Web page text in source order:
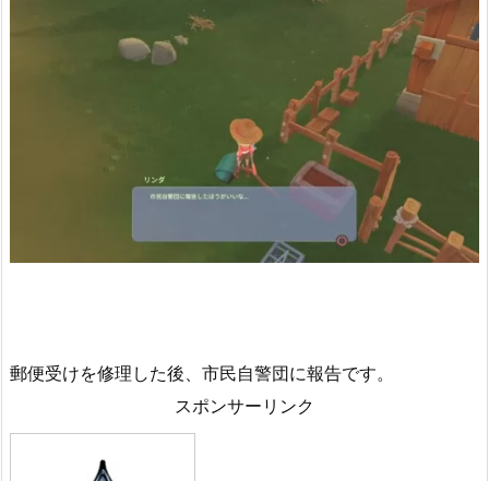
郵便受けを修理した後、市民自警団に報告です。
スポンサーリンク